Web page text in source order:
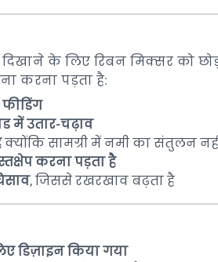
के लिए रिबन मिक्सर को
करना पड़ता है:
में उतार-चढ़ाव
क्योंकि सामग्री में नमी का संतुलन
करना पड़ता है
, जिससे रखरखाव बढ़ता है
डिज़ाइन किया गया